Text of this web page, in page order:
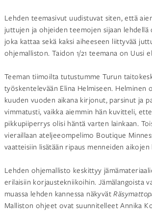
Lehden teemasivut uudistuvat siten, että
juttujen ja ohjeiden teemojen sijaan lehdellä
joka kattaa sekä kaksi aiheeseen liittyvää
ohjemalliston. Taidon 1/21 teemana on Uusi
Teeman tiimoilta tutustumme Turun
työskentelevään Elina Helmiseen. Helminen
kuuden vuoden aikana kirjonut, parsinut ja
vimmatusti, vaikka aiemmin hän kuvitteli,
pikkupiiperrys olisi häntä varten lainkaan.
vieraillaan ateljeeompelimo Boutique
vaatteisiin lisätään ripaus menneiden aikojen
Lehden ohjemallisto keskittyy
erilaisiin korjaustekniikoihin. Jämälangoista
muassa lehden kannessa näkyvät
Malliston ohjeet ovat suunnitelleet Annika